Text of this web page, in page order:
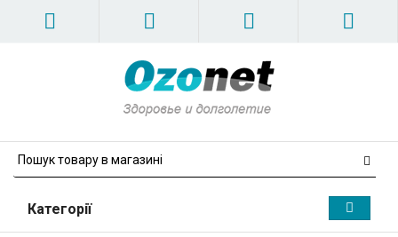
Категорії